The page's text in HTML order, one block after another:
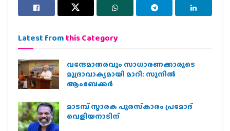
Latest from this Category
വന്ദേമാതരവും സാധാരണക്കാരുടെ
മുദ്രാവാക്യമായി മാറി: സുനിൽ
ആംബേക്കർ
മാടമ്പ് സ്മാരക പുരസ്‌കാരം പ്രമോദ്
വെളിയനാടിന്